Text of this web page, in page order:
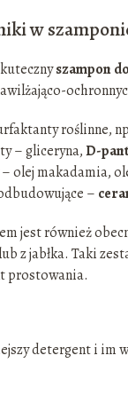
w
szampon
roślinne,
– gliceryna,D-
olej makadamia,
–
jest również
z jabłka. Taki
prostowania.
detergent i im